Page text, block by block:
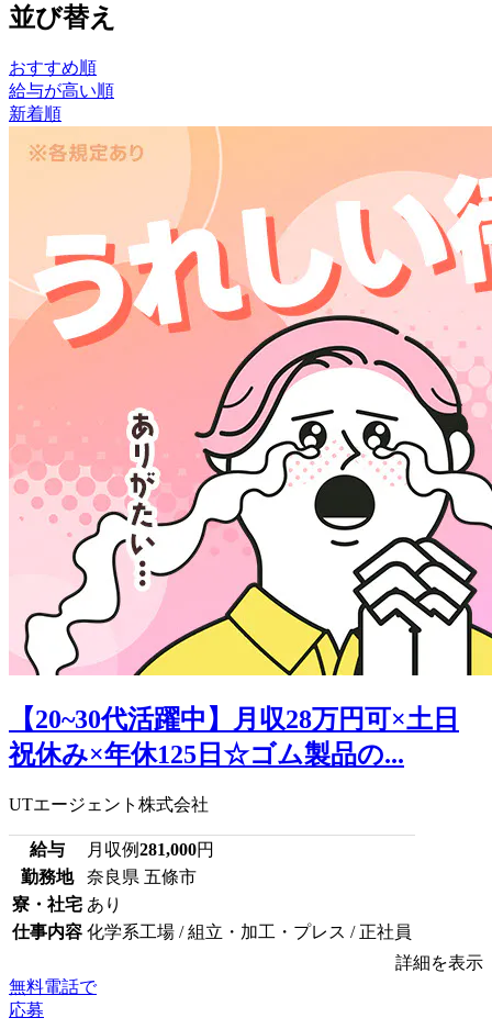
並び替え
おすすめ順
給与が高い順
新着順
【20~30代活躍中】月収28万円可×土日
祝休み×年休125日☆ゴム製品の...
UTエージェント株式会社
給与 月収例281,000円
勤務地
奈良県 五條市
寮・社宅 あり
仕事内容 化学系工場 / 組立・加工・プレス / 正社員
詳細を表示
無料電話で
応募